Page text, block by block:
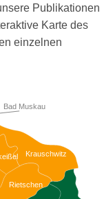
Publikationen
Karte des
einzelnen
Bad Muskau
Krauschwitz
Rietschen